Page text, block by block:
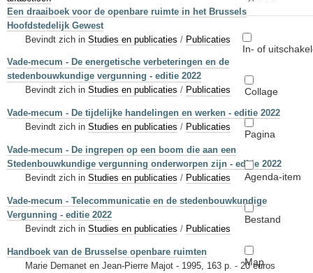
Stedenbouwkundige inlichtingen
In- of
Collage
Pagina
Agenda-item
Bestand
Map
Een draaiboek voor de openbare ruimte in het Brussels
Hoofdstedelijk Gewest
Bevindt zich in Studies en publicaties / Publicaties
Vade-mecum - De energetische verbeteringen en de
stedenbouwkundige vergunning - editie 2022
Bevindt zich in Studies en publicaties / Publicaties
Vade-mecum - De tijdelijke handelingen en werken - editie 2022
Bevindt zich in Studies en publicaties / Publicaties
Vade-mecum - De ingrepen op een boom die aan een
Stedenbouwkundige vergunning onderworpen zijn - editie 2022
Bevindt zich in Studies en publicaties / Publicaties
Vade-mecum - Telecommunicatie en de stedenbouwkundige
Vergunning - editie 2022
Bevindt zich in Studies en publicaties / Publicaties
Handboek van de Brusselse openbare ruimten
Marie Demanet en Jean-Pierre Majot - 1995, 163 p. - 20 euros